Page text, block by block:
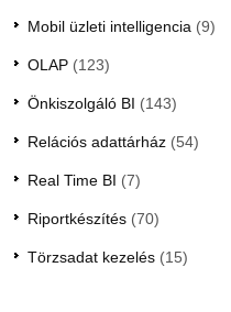
Mobil üzleti intelligencia (9)
OLAP(123)
Önkiszolgáló BI (143)
Relációs adattárház(54)
Real Time BI (7)
Riportkészítés(70)
Törzsadat kezelés(15)